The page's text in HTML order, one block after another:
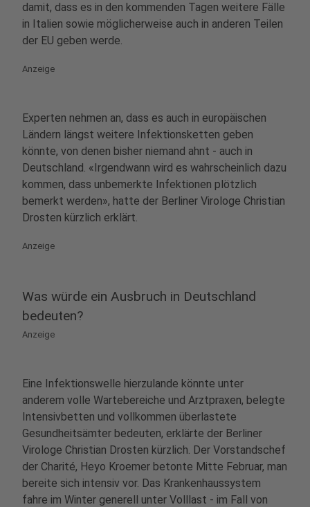
damit, dass es in den kommenden Tagen weitere Fälle
in Italien sowie möglicherweise auch in anderen Teilen
der EU geben werde.
Anzeige
Experten nehmen an, dass es auch in europäischen
Ländern längst weitere Infektionsketten geben
könnte, von denen bisher niemand ahnt - auch in
Deutschland. «Irgendwann wird es wahrscheinlich dazu
kommen, dass unbemerkte Infektionen plötzlich
bemerkt werden», hatte der Berliner Virologe Christian
Drosten kürzlich erklärt.
Anzeige
Was würde ein Ausbruch in Deutschland
bedeuten?
Anzeige
Eine Infektionswelle hierzulande könnte unter
anderem volle Wartebereiche und Arztpraxen, belegte
Intensivbetten und vollkommen überlastete
Gesundheitsämter bedeuten, erklärte der Berliner
Virologe Christian Drosten kürzlich. Der Vorstandschef
der Charité, Heyo Kroemer betonte Mitte Februar, man
bereite sich intensiv vor. Das Krankenhaussystem
fahre im Winter generell unter Volllast - im Fall von